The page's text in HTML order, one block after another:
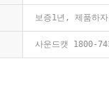
보증1년, 제품하
사운드캣 1800-